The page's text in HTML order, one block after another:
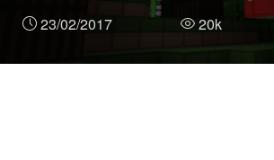
23/02/2017 20k